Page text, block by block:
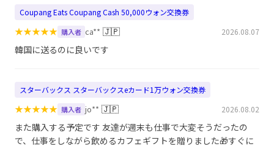
Coupang Eats Coupang Cash 50,000ウォン交換券
★★★★★ 購入者 ca** 🇯🇵 2026.08.07
韓国に送るのに良いです
スターバックス スターバックスeカード1万ウォン交換券
★★★★★ 購入者 jo** 🇯🇵 2026.08.02
また購入する予定です 友達が週末も仕事で大変そうだったの
で、仕事をしながら飲めるカフェギフトを贈りました🎁すぐに